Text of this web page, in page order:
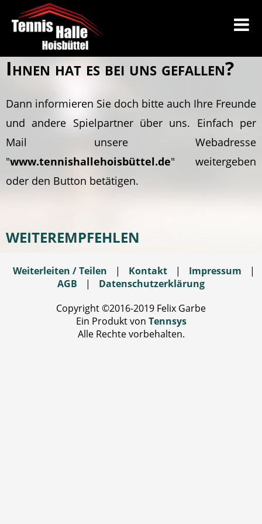
Ihnen hat es bei uns gefallen?
Dann informieren Sie doch bitte auch Ihre Freunde
und andere Spielpartner über uns. Einfach per
Mail unsere Webadresse
"www.tennishallehoisbüttel.de" weitergeben
oder den Button betätigen.
WEITEREMPFEHLEN
Weiterleiten / Teilen | Kontakt | Impressum
|
AGB
|
Datenschutzerklärung
Copyright ©2016-2019 Felix Garbe
Ein Produkt von Tennsys
Alle Rechte vorbehalten.